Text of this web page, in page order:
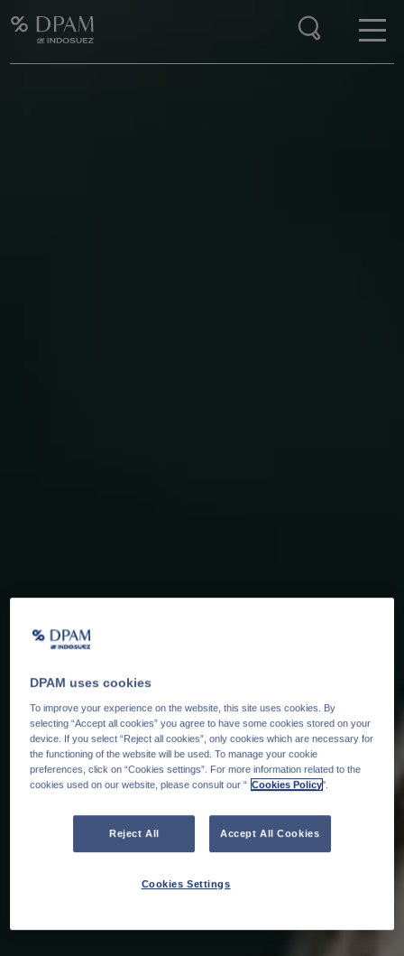
DPAM uses cookies
To improve your experience on the website, this site uses cookies. By
selecting “Accept all cookies” you agree to have some cookies stored on your
device. If you select “Reject all cookies”, only cookies which are necessary for
the functioning of the website will be used. To manage your cookie
preferences, click on “Cookies settings”. For more information related to the
cookies used on our website, please consult our “ Cookies Policy".
Reject All Accept All Cookies
Cookies Settings